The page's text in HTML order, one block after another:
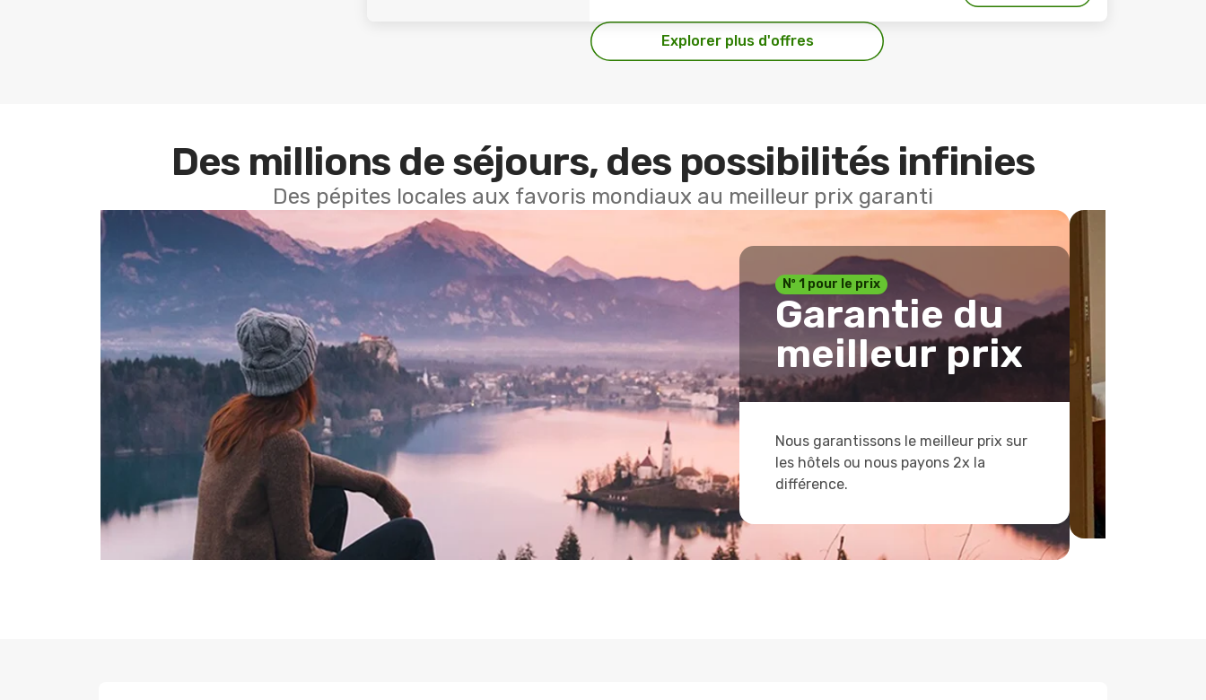
Explorer plus d'offres
Des millions de séjours, des possibilités infinies
Des pépites locales aux favoris mondiaux au meilleur prix garanti
Nº 1 pour le prix
Garantie du
meilleur prix
Nous garantissons le meilleur prix sur
les hôtels ou nous payons 2x la
différence.